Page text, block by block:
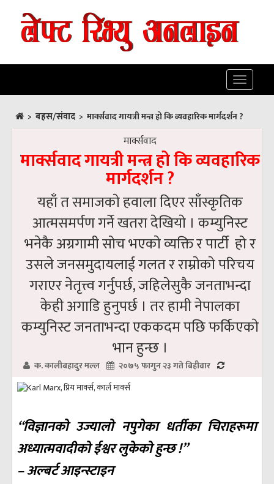
Toggle
> बहस/संवाद > मार्क्सवाद गायत्री मन्त्र हो कि व्यवहारिक मार्गदर्शन ?
मार्क्सवाद
मार्क्सवाद गायत्री मन्त्र हो कि व्यवहारिक
मार्गदर्शन ?
यहाँ त समाजकाे हवाला दिएर साँस्कृतिक
आत्मसमर्पण गर्ने खतरा देखियाे । कम्युनिस्ट
भनेकै अग्रगामी सोच भएकाे व्यक्ति र पार्टी हो र
उसले जनसमुदायलाई गलत र राम्राेकाे परिचय
गराएर नेतृत्त्व गर्नुपर्छ, जहिलेसुकै जनताभन्दा
केही अगाडि हुनुपर्छ । तर हामी नेपालका
कम्युनिस्ट जनताभन्दा एककदम पछि फर्किएकाे
भान हुन्छ ।
क. कालीबहादुर मल्ल २०७५ फागुन २३ गते बिहीवार
“विज्ञानकाे उज्यालाे नपुगेका धर्तीका चिराहरूमा
अध्यात्मवादीकाे ईश्वर लुकेकाे हुन्छ !”
– अल्बर्ट आइन्स्टाइन